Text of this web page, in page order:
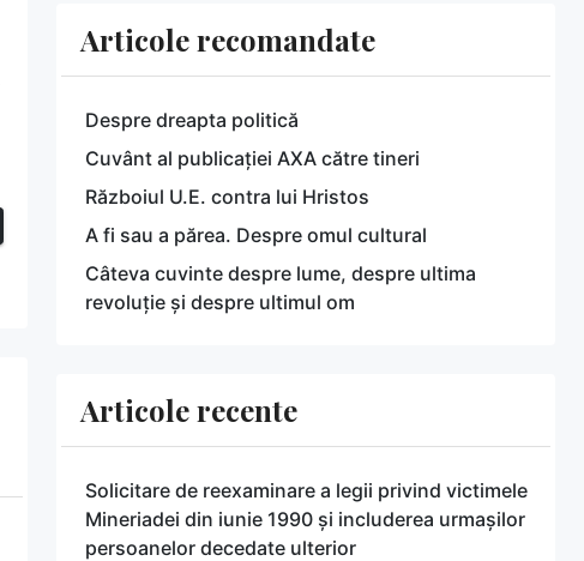
Articole recomandate
Despre dreapta politică
Cuvânt al publicației AXA către tineri
Războiul U.E. contra lui Hristos
A fi sau a părea. Despre omul cultural
Câteva cuvinte despre lume, despre ultima
revoluție și despre ultimul om
Articole recente
Solicitare de reexaminare a legii privind victimele
Mineriadei din iunie 1990 și includerea urmașilor
persoanelor decedate ulterior